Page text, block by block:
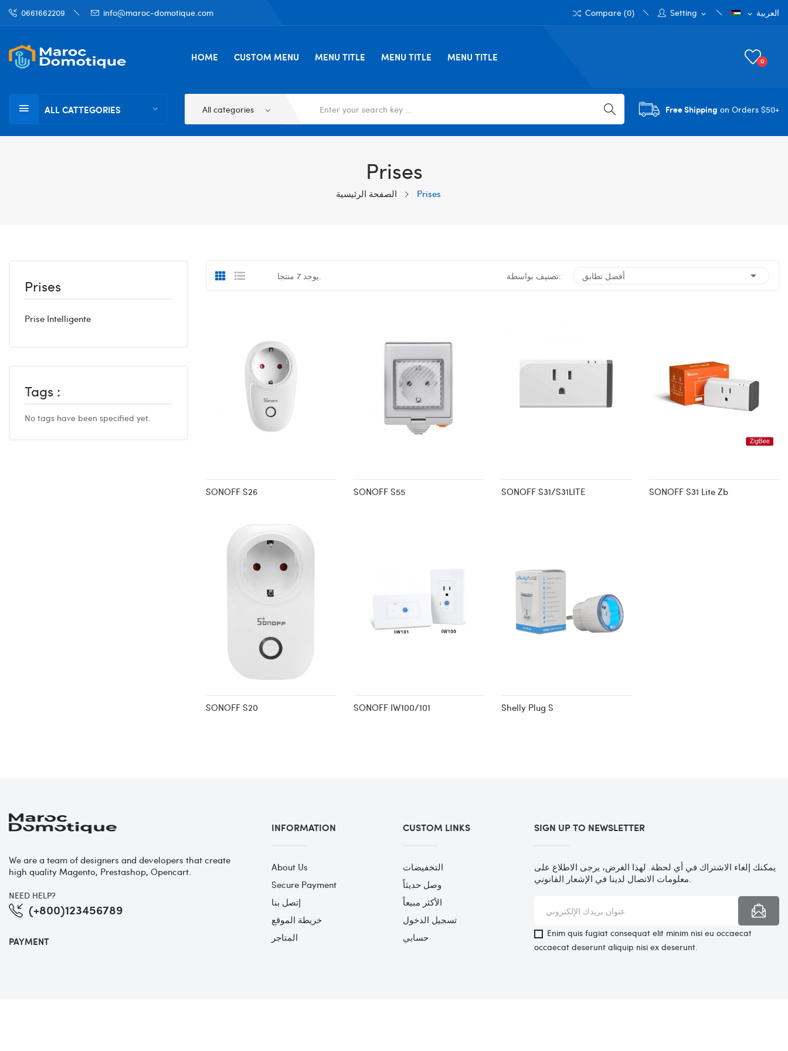
‫العربية expand_more
Setting expand_more
Compare (0)
0661662209 info@maroc-domotique.com
HOME CUSTOM MENU MENU TITLE MENU TITLE MENU TITLE 0
ALL CATTEGORIES Free Shipping on Orders $50+
Prises
الصفحة الرئيسية Prises
Prises
Prise Intelligente
Tags :
No tags have been specified yet.
يوجد 7 منتجا. تصنيف بواسطة: أفضل تطابق 
SONOFF S26 SONOFF S55 SONOFF S31/S31LITE SONOFF S31 Lite Zb
SONOFF S20 SONOFF IW100/101 Shelly Plug S
We are a team of designers and developers that create
high quality Magento, Prestashop, Opencart.
NEED HELP?
(+800)123456789
PAYMENT
INFORMATION
About Us
Secure Payment
إتصل بنا
خريطة الموقع
المتاجر
CUSTOM LINKS
التخفيضات
وصل حديثاً
الأكثر مبيعاً
تسجيل الدخول
حسابي
SIGN UP TO NEWSLETTER
يمكنك إلغاء الاشتراك في أي لحظة. لهذا الغرض، يرجى الاطلاع على
معلومات الاتصال لدينا في الإشعار القانوني.
Enim quis fugiat consequat elit minim nisi eu occaecat
occaecat deserunt aliquip nisi ex deserunt.